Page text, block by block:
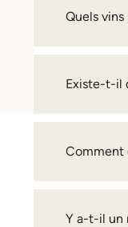
Quels
Existe-t-il
Comment
Y a-t-il un